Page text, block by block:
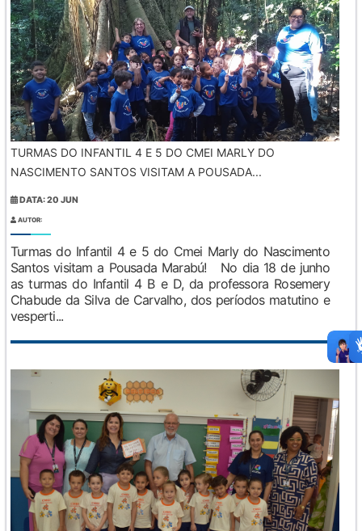
TURMAS DO INFANTIL 4 E 5 DO CMEI MARLY DO
NASCIMENTO SANTOS VISITAM A POUSADA...
DATA: 20 JUN
AUTOR:
Turmas do Infantil 4 e 5 do Cmei Marly do Nascimento
Santos visitam a Pousada Marabú! No dia 18 de junho
as turmas do Infantil 4 B e D, da professora Rosemery
Chabude da Silva de Carvalho, dos períodos matutino e
vesperti...